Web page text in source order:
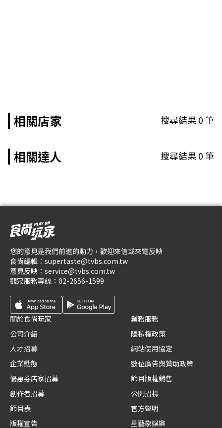
相關店家 搜尋結果0筆
相關達人 搜尋結果0筆
您的意見是我們前進的動力，歡迎來信或來電反映
食尚編輯： supertaste@tvbs.com.tw
意見反映： service@tvbs.com.tw
觀眾服務專線： 02-2656-1599
關於食尚玩家
公司介紹
人才招募
企業動態
優惠券店家招募
創作者招募
節目表
版權宣告
業務服務
隱私權政策
網站使用協定
數位廣告與贊助政策
節目版權銷售
公開招標
官方聲明
星藝象娛樂